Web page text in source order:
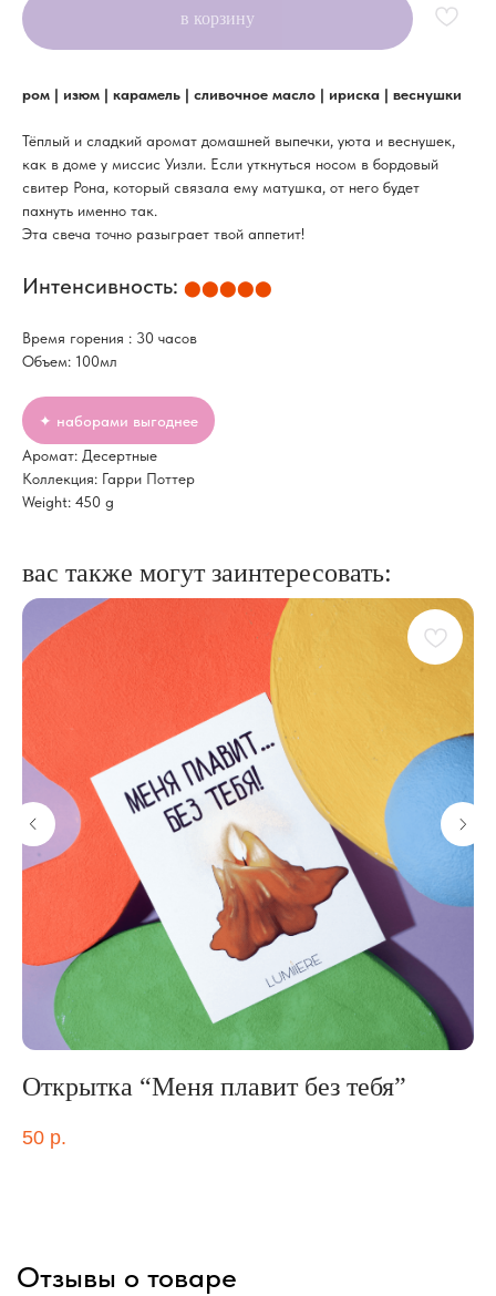
в корзину
ром | изюм | карамель | сливочное масло | ириска | веснушки
Тёплый и сладкий аромат домашней выпечки, уюта и веснушек,
как в доме у миссис Уизли. Если уткнуться носом в бордовый
свитер Рона, который связала ему матушка, от него будет
пахнуть именно так.
Эта свеча точно разыграет твой аппетит!
Интенсивность: ⬤⬤⬤⬤⬤
Время горения : 30 часов
Объем: 100мл
✦ наборами выгоднее
Аромат: Десертные
Коллекция: Гарри Поттер
Weight: 450 g
вас также могут заинтересовать:
Открытка “Меня плавит без тебя”
50 р.
Отзывы о товаре